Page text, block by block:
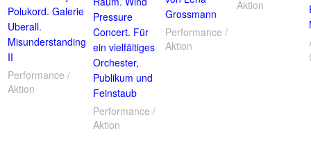
Polukord. Galerie
Uberall.
Misunderstanding
II
Performance /
Aktion
Pressure
Concert. Für
ein vielfältiges
Orchester,
Publikum und
Feinstaub
Performance /
Aktion
Grossmann
Performance /
Aktion
Aktion